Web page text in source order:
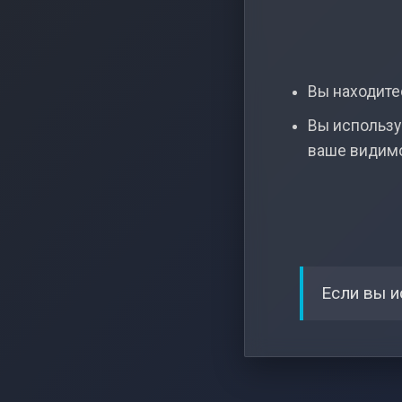
Вы
Вы
ваше
Если вы